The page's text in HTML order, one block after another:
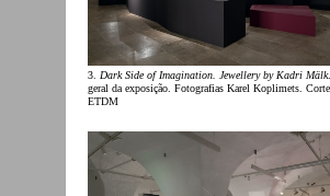
3. Dark Side of Imagination. Jewellery by Kadri Mälk
geral da exposição. Fotografias Karel Koplimets.
ETDM